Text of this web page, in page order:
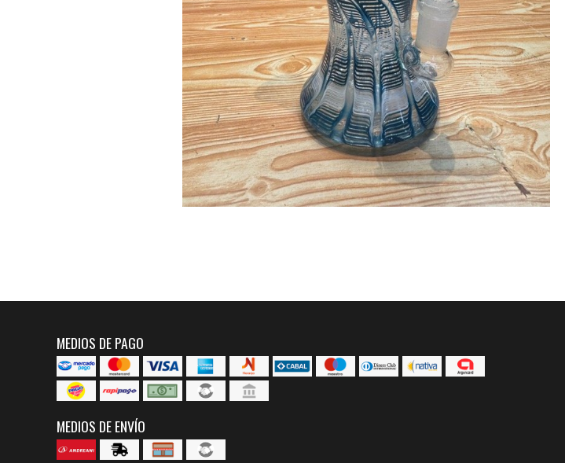
MEDIOS DE PAGO
MEDIOS DE ENVÍO